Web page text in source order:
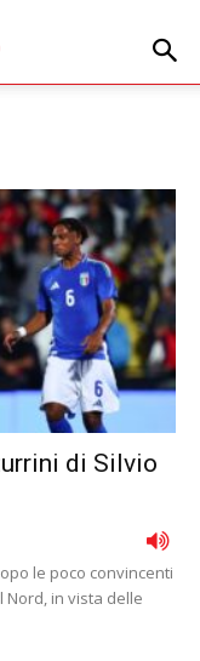
di Silvio
le poco convincenti
in vista delle